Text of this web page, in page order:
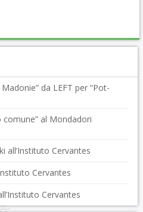
da LEFT per “Pot-
comune” al Mondadori
all’Instituto Cervantes
Cervantes
Cervantes